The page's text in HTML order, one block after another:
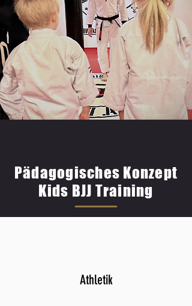
Pädagogisches Konzept
Kids BJJ Training
Athletik